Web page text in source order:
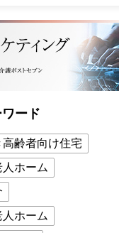
ード
齢者向け住宅
ホーム
ホーム